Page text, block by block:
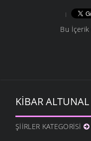
Bu İçerik
KIBAR ALTUNAL
ŞIIRLER KATEGORISI